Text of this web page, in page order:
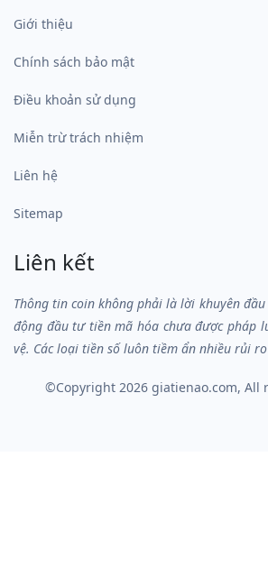
Giới thiệu
Chính sách bảo mật
Điều khoản sử dụng
Miễn trừ trách nhiệm
Liên hệ
Sitemap
Liên kết
Thông tin coin không phải là lời khuyên
động đầu tư tiền mã hóa chưa được pháp
vệ. Các loại tiền số luôn tiềm ẩn nhiều rủi
©Copyright 2026 giatienao.com, All